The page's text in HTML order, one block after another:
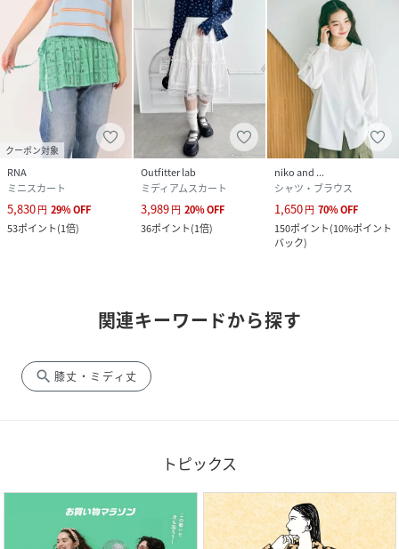
クーポン対象
RNA
ミニスカート
5,830円 29%OFF
53ポイント(1倍)
Outfitter lab
ミディアムスカート
3,989円 20%OFF
36ポイント(1倍)
niko and ...
シャツ・ブラウス
1,650円 70%OFF
150ポイント(10%ポイント
バック)
関連キーワードから探す
search 膝丈・ミディ丈
トピックス